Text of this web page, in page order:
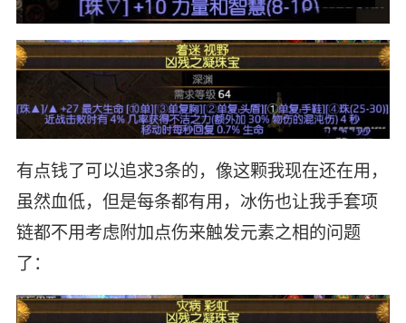
有点钱了可以追求3条的，像这颗我现在还在用，
虽然血低，但是每条都有用，冰伤也让我手套项
链都不用考虑附加点伤来触发元素之相的问题
了：